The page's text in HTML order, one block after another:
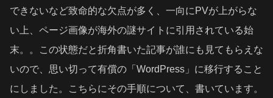
できないなど致命的な欠点が多く、一向にPVが上がらな
い上、ページ画像が海外の謎サイトに引用されている始
末。。この状態だと折角書いた記事が誰にも見てもらえな
いので、思い切って有償の「WordPress」に移行すること
にしました。こちらにその手順について、書いています。